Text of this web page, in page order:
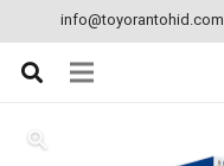
info@toyorantohid.com